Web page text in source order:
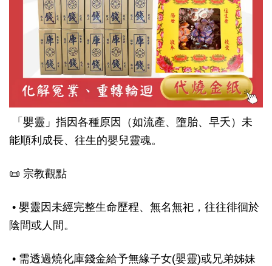
「嬰靈」指因各種原因（如流產、墮胎、早夭）未
能順利成長、往生的嬰兒靈魂。
📜 宗教觀點
• 嬰靈因未經完整生命歷程、無名無祀，往往徘徊於
陰間或人間。
• 需透過燒化庫錢金給予無緣子女(嬰靈)或兄弟姊妹